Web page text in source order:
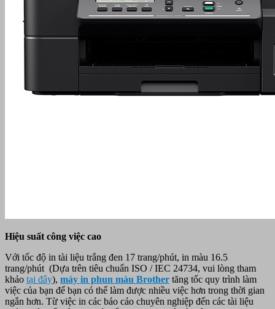
Hiệu suất công việc cao
Với tốc độ in tài liệu trắng đen 17 trang/phút, in màu 16.5
trang/phút (Dựa trên tiêu chuẩn ISO / IEC 24734, vui lòng tham
khảo tại đây), máy in phun màu Brother tăng tốc quy trình làm
việc của bạn để bạn có thể làm được nhiều việc hơn trong thời gian
ngắn hơn. Từ việc in các báo cáo chuyên nghiệp đến các tài liệu